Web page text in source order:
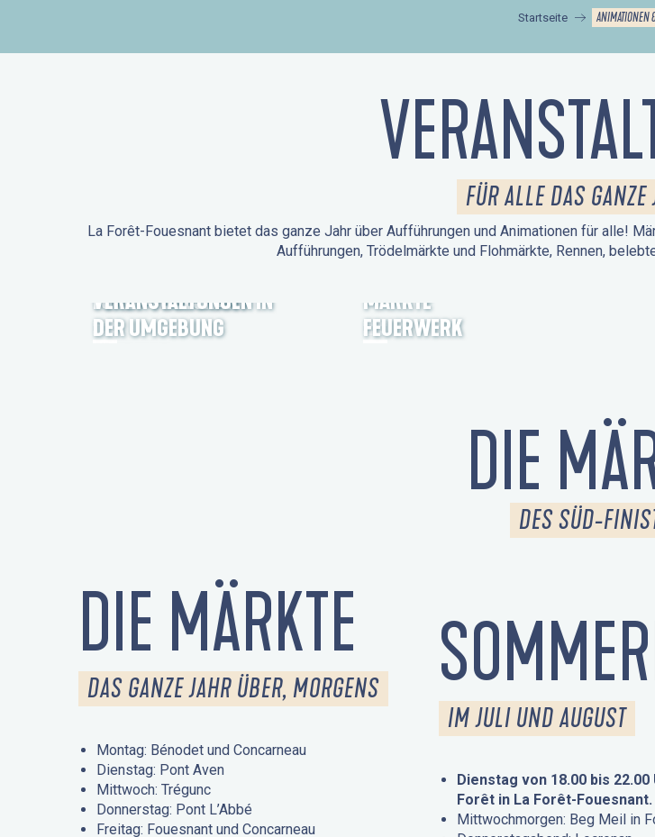
Startseite ANIMATIONEN
FÜR ALLE DAS GANZE
La Forêt-Fouesnant bietet das ganze Jahr über Aufführungen und Animationen für alle!
Aufführungen, Trödelmärkte und Flohmärkte, Rennen,
FORÊT-FOUESNANT
VERANSTALTUNGEN IN
DER UMGEBUNG
MÄRKTE
FEUERWERK
DIE
DES SÜD-
DIE MÄRKTE
DAS GANZE JAHR ÜBER, MORGENS
Montag: Bénodet und Concarneau
Dienstag: Pont Aven
Mittwoch: Trégunc
Donnerstag: Pont L’Abbé
Freitag: Fouesnant und Concarneau
IM JULI UND AUGUST
Dienstag von 18.00 bis
Forêt in La Forêt-Fouesnant.
Mittwochmorgen: Beg Meil in